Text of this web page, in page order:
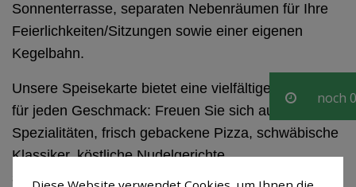
noch
Sonnenterrasse, separaten Nebenräumen für Ihre
Feierlichkeiten/Sitzungen sowie einer eigenen
Kegelbahn.
Unsere Speisekarte bietet eine vielfältige Auswahl
für jeden Geschmack: Freuen Sie sich auf indische
Spezialitäten, frisch gebackene Pizza, schwäbische
Klassiker, köstliche Nudelgerichte
sowie vegetarische und vegane Gerichte.